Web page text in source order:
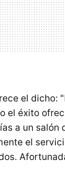
el dicho:
el éxito
a un
el